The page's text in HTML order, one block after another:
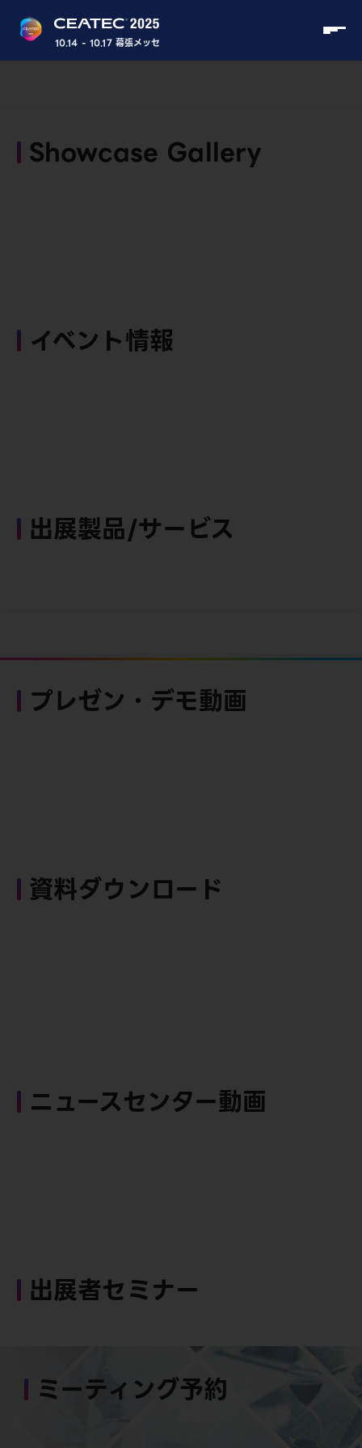
10.14 - 10.17 幕張メッセ
Showcase Gallery
イベント情報
出展製品/サービス
プレゼン・デモ動画
資料ダウンロード
ニュースセンター動画
出展者セミナー
ミーティング予約